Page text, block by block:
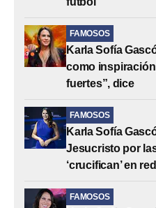
FAMOSOS
Karla Sofía
como
fuertes”, dice
FAMOSOS
Karla Sofía
Jesucristo por
‘crucifican’ en
FAMOSOS